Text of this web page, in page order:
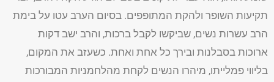
תקיעות השופר ולהקת המתופפים. בסיום הערב עטו על בימת
הרב עשרות נשים, שביקשו לקבל ברכות, והרב ישב דקות
ארוכות בסבלנות ובירך כל אחת ואחת. כשעזב את המקום,
בליווי פמלייתו, מיהרו הנשים לקחת מהלחמניות המבורכות